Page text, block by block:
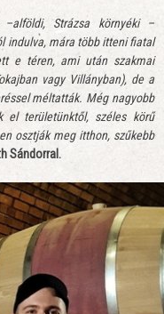
Strázsa környéki –
indulva, mára több itteni fiatal
e téren, ami után szakmai
vagy Villányban), de a
méltatták. Még nagyobb
el területünktől, széles körű
osztják meg itthon, szűkebb
Sándorral.